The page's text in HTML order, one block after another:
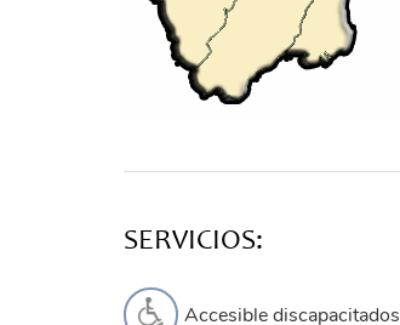
SERVICIOS:
Accesible discapacitados